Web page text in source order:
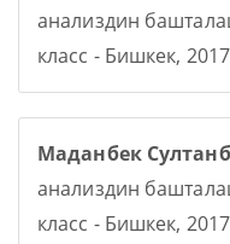
анализдин
класс - Бишкек,
Маданбек
анализдин
класс - Бишкек,